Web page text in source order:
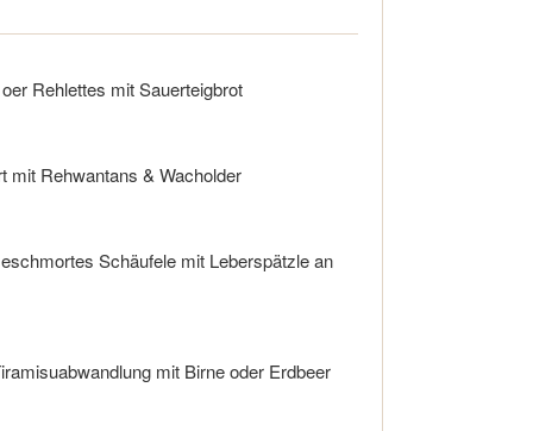
Rehlettes mit Sauerteigbrot
mit Rehwantans & Wacholder
Schäufele mit Leberspätzle an
mit Birne oder Erdbeer